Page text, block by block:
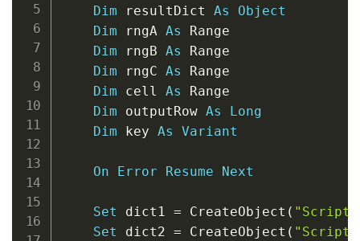
Dim resultDict As
Object
Dim rngA As Range
Dim rngB As Range
Dim rngC As Range
Dim cell As Range
Dim outputRow As
Long
Dim key As Variant
On Error Resume Next
Set dict1 = CreateObject (
Set dict2 = CreateObject (